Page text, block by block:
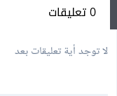
0 تعليقات
لا توجد أية تعليقات بعد